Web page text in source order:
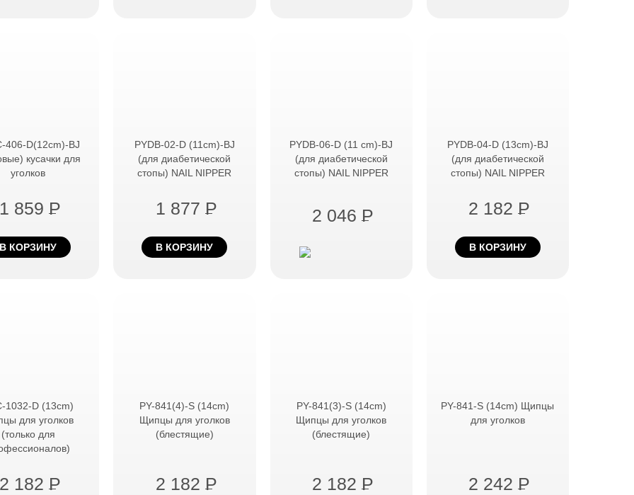
406-D(12cm)-BJ
кусачки для
уголков
1 859 P
В КОРЗИНУ
PYDB-02-D (11cm)-BJ
(для диабетической
стопы) NAIL NIPPER
1 877 P
В КОРЗИНУ
PYDB-06-D (11 cm)-BJ
(для диабетической
стопы) NAIL NIPPER
2 046P
PYDB-04-D (13cm)-BJ
(для диабетической
стопы) NAIL NIPPER
2 182P
В КОРЗИНУ
1032-D (13cm)
для уголков
(только для
2 182 P
PY-841(4)-S (14cm)
Щипцы для уголков
(блестящие)
2 182 P
PY-841(3)-S (14cm)
Щипцы для уголков
(блестящие)
2 182 P
PY-841-S (14cm) Щипцы
для уголков
2 242 P